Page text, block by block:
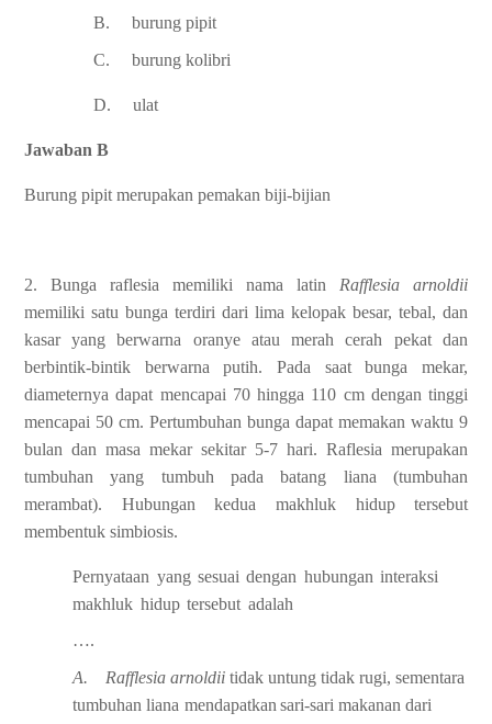
B.
burung pipit
C.
burung kolibri
D. ulat
Jawaban B
Burung pipit merupakan pemakan biji-bijian
2. Bunga raflesia memiliki nama latin Rafflesia arnoldii
memiliki satu bunga terdiri dari lima kelopak besar, tebal, dan
kasar yang berwarna oranye atau merah cerah pekat
dan
berbintik-bintik
berwarna putih. Pada saat bunga
mekar,
diameternya dapat mencapai 70 hingga 110 cm dengan tinggi
mencapai 50 cm. Pertumbuhan bunga dapat memakan waktu 9
bulan dan masa mekar sekitar 5-7 hari. Raflesia merupakan
tumbuhan yang tumbuh pada batang liana (tumbuhan
merambat). Hubungan kedua
makhluk hidup
tersebut
membentuk simbiosis.
Pernyataan yang sesuai dengan hubungan interaksi
makhluk hidup tersebut adalah
….
A.
Rafflesia arnoldii tidak untung tidak rugi, sementara
tumbuhan liana mendapatkan sari-sari makanan dari